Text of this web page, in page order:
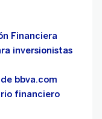
Financiera
inversionistas
bbva.com
financiero